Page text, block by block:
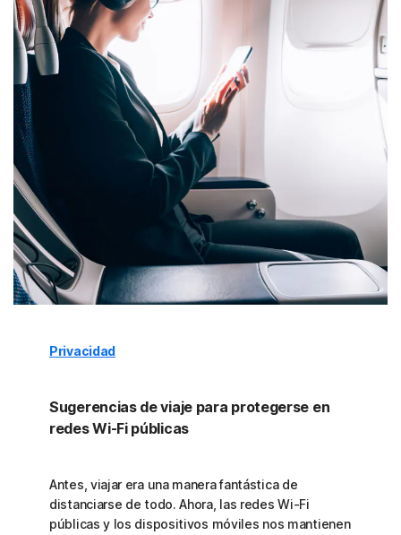
Privacidad
Sugerencias de viaje para protegerse en
redes Wi-Fi públicas
Antes, viajar era una manera fantástica de
distanciarse de todo. Ahora, las redes Wi-Fi
públicas y los dispositivos móviles nos mantienen